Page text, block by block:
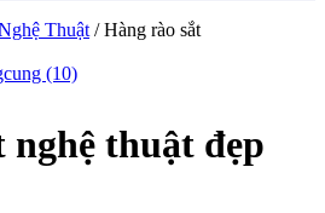
Thuật / Hàng rào sắt
nghệ thuật đẹp